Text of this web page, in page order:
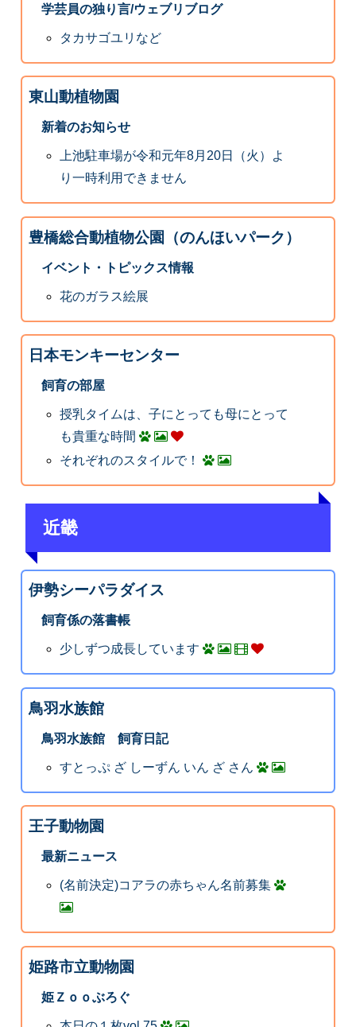
学芸員の独り言/ウェブリブログ
タカサゴユリなど
東山動植物園
新着のお知らせ
上池駐車場が令和元年8月20日（火）よ
り一時利用できません
豊橋総合動植物公園（のんほいパーク）
イベント・トピックス情報
花のガラス絵展
日本モンキーセンター
飼育の部屋
授乳タイムは、子にとっても母にとって
も貴重な時間
それぞれのスタイルで！
近畿
伊勢シーパラダイス
飼育係の落書帳
少しずつ成長しています
鳥羽水族館
鳥羽水族館 飼育日記
すとっぷ ざ しーずん いん ざ さん
王子動物園
最新ニュース
(名前決定)コアラの赤ちゃん名前募集
姫路市立動物園
姫Ｚｏｏぶろぐ